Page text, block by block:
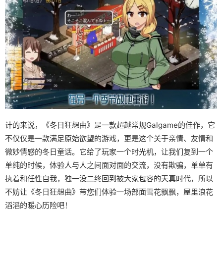
计的来说，《冬日狂想曲》是一款​​超越常规Galgame的佳作​​，它
不仅仅是一款满足原始欲望的游戏，更是这个关于亲情、友情和
微妙情感的冬日童话。它给了玩家一个时光机，让我们复到一个
单纯的时候，体验人与人之间面对面的交流，没有欺骗，单单有
执着和任性自我，独一没二终回到被大家包容的天真时代，所以
不妨让《冬日狂想曲》带您们体验一场​​部面雪花飘飘，屋里浪花
滔滔​​的暖心历险吧！